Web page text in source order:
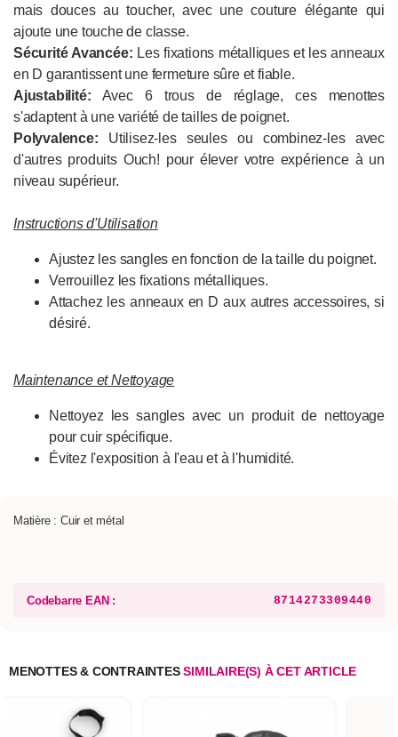
mais douces au toucher, avec une couture élégante qui
ajoute une touche de classe.
Sécurité Avancée: Les fixations métalliques et les anneaux
en D garantissent une fermeture sûre et fiable.
Ajustabilité: Avec 6 trous de réglage, ces menottes
s'adaptent à une variété de tailles de poignet.
Polyvalence: Utilisez-les seules ou combinez-les avec
d'autres produits Ouch! pour élever votre expérience à un
niveau supérieur.
Instructions d'Utilisation
Ajustez les sangles en fonction de la taille du poignet.
Verrouillez les fixations métalliques.
Attachez les anneaux en D aux autres accessoires, si
désiré.
Maintenance et Nettoyage
Nettoyez les sangles avec un produit de nettoyage
pour cuir spécifique.
Évitez l'exposition à l'eau et à l'humidité.
Matière : Cuir et métal
Codebarre EAN : 8714273309440
MENOTTES & CONTRAINTESSIMILAIRE(S) À CET ARTICLE